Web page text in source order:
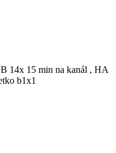
14x 15 min na kanál , HA
b1x1